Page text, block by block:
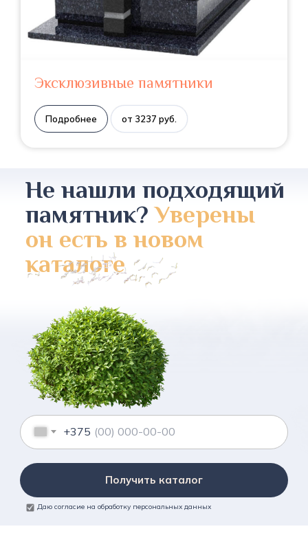
Эксклюзивные памятники
Подробнее от 3237 руб.
Не нашли подходящий
памятник?Уверены
он есть в новом
каталоге
+375
Получить каталог
Даю согласие на обработку персональных данных